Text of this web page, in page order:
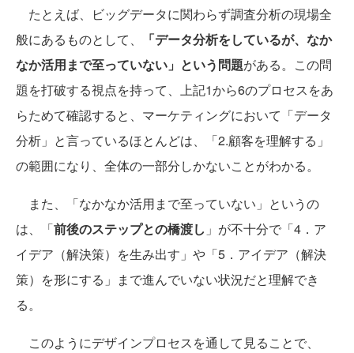
たとえば、ビッグデータに関わらず調査分析の現場全
般にあるものとして、
「データ分析をしているが、なか
なか活用まで至っていない」という問題がある。この問
題を打破する視点を持って、上記1から6のプロセスをあ
らためて確認すると、マーケティングにおいて「データ
分析」と言っているほとんどは、「2.顧客を理解する」
の範囲になり、全体の一部分しかないことがわかる。
また、「なかなか活用まで至っていない」というの
は、「前後のステップとの橋渡し 」が不十分で「4．ア
イデア（解決策）を生み出す」や「5．アイデア（解決
策）を形にする」まで進んでいない状況だと理解でき
る。
このようにデザインプロセスを通して見ることで、